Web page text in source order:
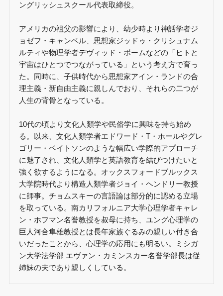
ングリッシュスクール代表取締役。
アメリカの祖父の影響により、幼少時より神話学者ジ
ョゼフ・キャンベル、思想家ジッドゥ・クリシュナム
ルティや物理学者デヴィッド・ボームなどの「ヒトと
宇宙はひとつでつながっている」という考え方で育っ
た。同時に、子供時代から思想家アイン・ランドの合
理主義・新自由主義に親しんでおり、それらの二つが
人生の背骨となっている。
10代の頃より文化人類学や民俗学に興味を持ち始め
る。以来、文化人類学者エドワード・T・ホールやグレ
ゴリー・ベイトソンのような幅広い学際的アプローチ
に魅了され、文化人類学と英語教育を結びつけたいと
強く欲するようになる。オックスフォードブルックス
大学院時代より構造人類学者ジョイ・ヘンドリー教授
に師事。チョムスキーの言語論は部分的に認める立場
を取っている。南カリフォルニア大学心理学者キャレ
ン・ホフマン名誉教授を叔母に持ち、ユング心理学の
巨人河合隼雄教授とは長年家族ぐるみの親しい付き合
いだったことから、心理学の応用にも明るい。ミシガ
ン大学法学部 エヴァン・カミンスカー名誉学部長は従
姉妹の夫であり親しくしている。